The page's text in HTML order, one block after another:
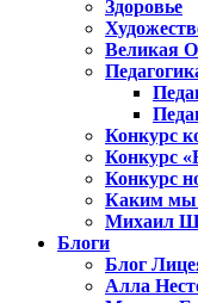
Здоровье
Великая
Конкурс
Конкурс
Конкурс
Каким мы
Михаил
Блоги
Блог
Алла